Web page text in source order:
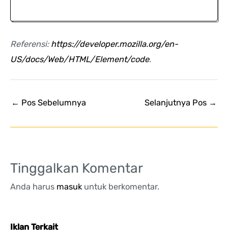
Referensi: https://developer.mozilla.org/en-
US/docs/Web/HTML/Element/code.
← Pos Sebelumnya Selanjutnya Pos →
Tinggalkan Komentar
Anda harus masukuntuk berkomentar.
Iklan Terkait